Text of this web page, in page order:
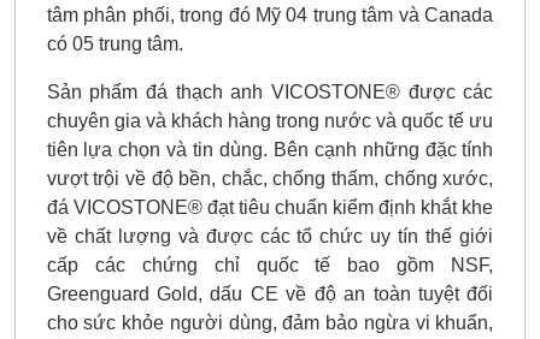
tâm phân phối, trong đó Mỹ 04 trung tâm và Canada
có 05 trung tâm.
Sản phẩm đá thạch anh VICOSTONE® được các
chuyên gia và khách hàng trong nước và quốc tế ưu
tiên lựa chọn và tin dùng. Bên cạnh những đặc tính
vượt trội về độ bền, chắc, chống thấm, chống xước,
đá VICOSTONE® đạt tiêu chuẩn kiểm định khắt khe
về chất lượng và được các tổ chức uy tín thế giới
cấp các chứng chỉ quốc tế bao gồm NSF,
Greenguard Gold, dấu CE về độ an toàn tuyệt đối
cho sức khỏe người dùng, đảm bảo ngừa vi khuẩn,